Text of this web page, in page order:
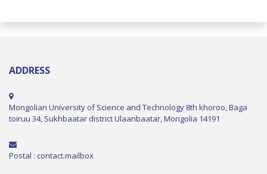
ADDRESS
Mongolian University of Science and Technology 8th khoroo, Baga
toiruu 34, Sukhbaatar district Ulaanbaatar, Mongolia 14191
Postal : contact.mailbox